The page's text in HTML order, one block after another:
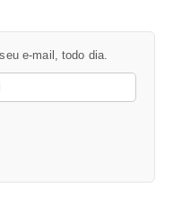
e-mail, todo dia.